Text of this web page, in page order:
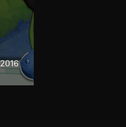
2016